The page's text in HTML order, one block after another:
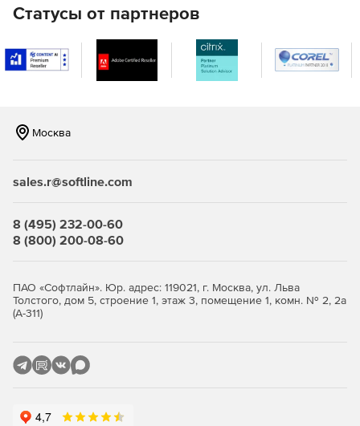
Статусы от партнеров
Москва
sales.r@softline.com
8 (495) 232-00-60
8 (800) 200-08-60
ПАО «Софтлайн». Юр. адрес: 119021, г. Москва, ул. Льва
Толстого, дом 5, строение 1, этаж 3, помещение 1, комн. № 2, 2а
(А-311)